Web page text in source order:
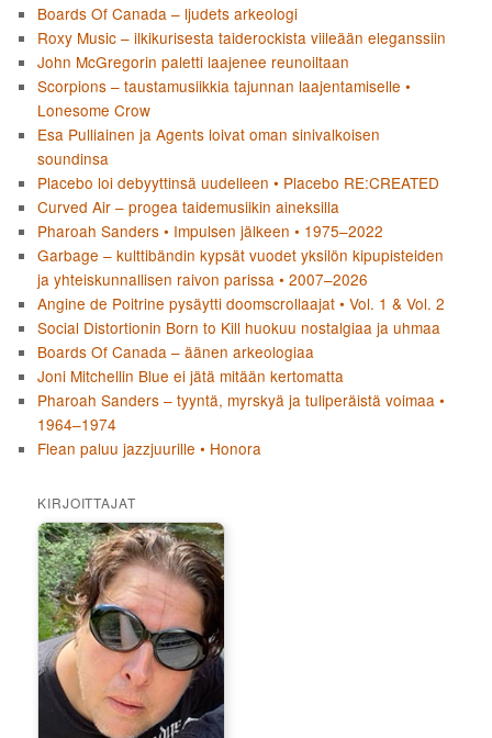
Boards Of Canada – ljudets arkeologi
Roxy Music – ilkikurisesta taiderockista viileään eleganssiin
John McGregorin paletti laajenee reunoiltaan
Scorpions – taustamusiikkia tajunnan laajentamiselle •
Lonesome Crow
Esa Pulliainen ja Agents loivat oman sinivalkoisen
soundinsa
Placebo loi debyyttinsä uudelleen • Placebo RE:CREATED
Curved Air – progea taidemusiikin aineksilla
Pharoah Sanders • Impulsen jälkeen • 1975–2022
Garbage – kulttibändin kypsät vuodet yksilön kipupisteiden
ja yhteiskunnallisen raivon parissa • 2007–2026
Angine de Poitrine pysäytti doomscrollaajat • Vol. 1 & Vol. 2
Social Distortionin Born to Kill huokuu nostalgiaa ja uhmaa
Boards Of Canada – äänen arkeologiaa
Joni Mitchellin Blue ei jätä mitään kertomatta
Pharoah Sanders – tyyntä, myrskyä ja tuliperäistä voimaa •
1964–1974
Flean paluu jazzjuurille • Honora
KIRJOITTAJAT